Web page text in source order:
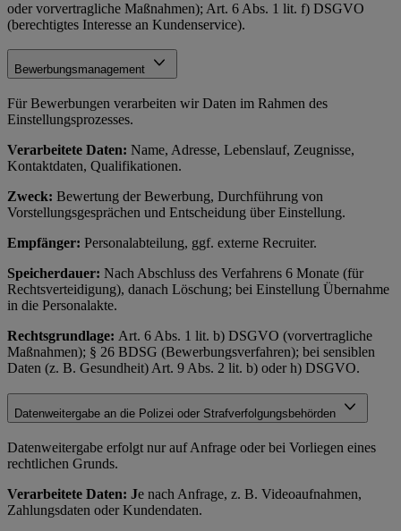
oder vorvertragliche Maßnahmen); Art. 6 Abs. 1 lit. f) DSGVO
(berechtigtes Interesse an Kundenservice).
Bewerbungsmanagement
Für Bewerbungen verarbeiten wir Daten im Rahmen des
Einstellungsprozesses.
Verarbeitete Daten: Name, Adresse, Lebenslauf, Zeugnisse,
Kontaktdaten, Qualifikationen.
Zweck: Bewertung der Bewerbung, Durchführung von
Vorstellungsgesprächen und Entscheidung über Einstellung.
Empfänger: Personalabteilung, ggf. externe Recruiter.
Speicherdauer: Nach Abschluss des Verfahrens 6 Monate (für
Rechtsverteidigung), danach Löschung; bei Einstellung Übernahme
in die Personalakte.
Rechtsgrundlage: Art. 6 Abs. 1 lit. b) DSGVO (vorvertragliche
Maßnahmen); § 26 BDSG (Bewerbungsverfahren); bei sensiblen
Daten (z. B. Gesundheit) Art. 9 Abs. 2 lit. b) oder h) DSGVO.
Datenweitergabe an die Polizei oder Strafverfolgungsbehörden
Datenweitergabe erfolgt nur auf Anfrage oder bei Vorliegen eines
rechtlichen Grunds.
Verarbeitete Daten: Je nach Anfrage, z. B. Videoaufnahmen,
Zahlungsdaten oder Kundendaten.